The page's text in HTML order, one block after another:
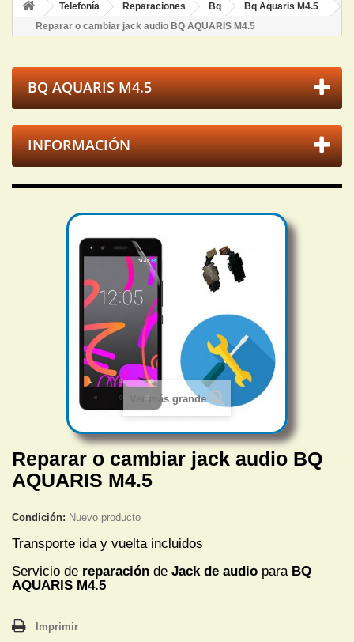
Telefonía Reparaciones Bq
Bq Aquaris M4.5
Reparar o cambiar jack audio BQ AQUARIS M4.5
BQ AQUARIS M4.5
INFORMACIÓN
Ver más grande
Reparar o cambiar jack audio BQ
AQUARIS M4.5
Condición: Nuevo producto
Transporte ida y vuelta incluidos
Servicio de reparación de Jack de audio para BQ
AQUARIS M4.5
Imprimir